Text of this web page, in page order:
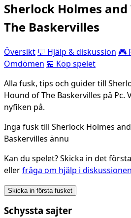
Sherlock Holmes
The Baskervilles
Översikt 💬 Hjälp & diskussion 🎮
Omdömen 🏪 Köp spelet
Alla fusk, tips och guider till
Hound of The Baskervilles på Pc.
nyfiken på.
Inga fusk till Sherlock Holmes
Baskervilles ännu
Kan du spelet? Skicka in det
ellerfråga om hjälp i diskussionen
Skicka in första fusket
Schyssta sajter